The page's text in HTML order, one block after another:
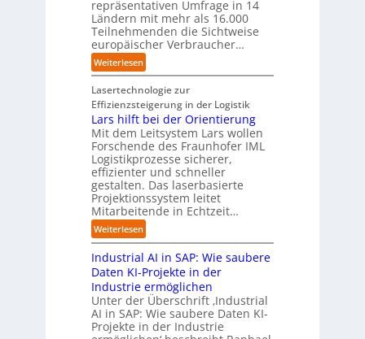
t
i
s
i
e
r
u
n
g
s
l
ö
s
u
n
g
e
n
e
r
I
n
d
t
r
i
e
a
u
t
o
m
a
i
s
i
e
r
u
t
t
I
n
d
u
r
i
a
l
B
s
i
n
e
s
s
E
c
y
l
A
u
t
o
m
a
t
i
o
n
.
O
g
w
ä
c
h
s
t
w
e
i
t
repräsentativen Umfrage in 14
Ländern mit mehr als 16.000
Teilnehmenden die Sichtweise
europäischer Verbraucher…
Weiterlesen:
S
t
u
d
i
e
z
e
i
g
t
M
i
s
s
r
a
u
Lasertechnologie zur
Effizienzsteigerung in der Logistik
Lars hilft bei der Orientierung
Mit dem Leitsystem Lars wollen
Forschende des Fraunhofer IML
Logistikprozesse sicherer,
effizienter und schneller
gestalten. Das laserbasierte
Projektionssystem leitet
Mitarbeitende in Echtzeit…
Weiterlesen:
L
a
r
s
h
l
Industrial AI in SAP: Wie saubere
Daten KI-Projekte in der
Industrie ermöglichen
Unter der Überschrift ‚Industrial
AI in SAP: Wie saubere Daten KI-
Projekte in der Industrie